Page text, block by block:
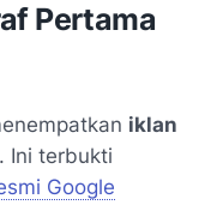
Pertama
iklan
. Ini terbukti
Google